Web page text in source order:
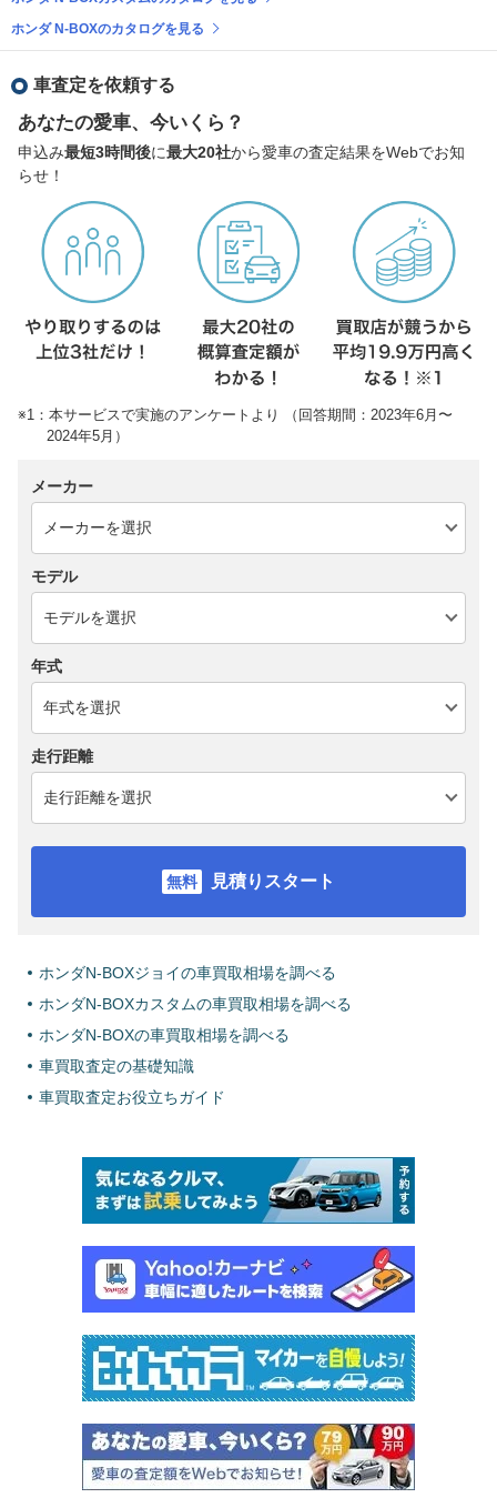
ホンダ N-BOXのカタログを見る
車査定を依頼する
あなたの愛車、今いくら？
申込み最短3時間後に最大20社から愛車の査定結果をWebでお知
らせ！
※1：本サービスで実施のアンケートより （回答期間：2023年6月〜
2024年5月）
メーカー
モデル
年式
走行距離
見積りスタート
ホンダN-BOXジョイの車買取相場を調べる
ホンダN-BOXカスタムの車買取相場を調べる
ホンダN-BOXの車買取相場を調べる
車買取査定の基礎知識
車買取査定お役立ちガイド